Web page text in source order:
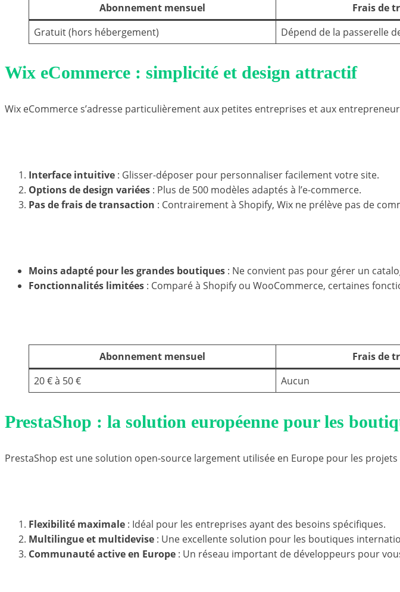
Abonnement mensuel Frais de
Gratuit (hors hébergement)
Dépend de la passerelle
Wix eCommerce : simplicité et design attractif
Wix eCommerce s’adresse particulièrement aux petites entreprises et aux
Interface intuitive : Glisser-déposer pour personnaliser facilement votre site.
Options de design variées : Plus de 500 modèles adaptés à l’e-commerce.
Pas de frais de transaction : Contrairement à Shopify, Wix ne prélève pas de
Moins adapté pour les grandes boutiques : Ne convient pas pour gérer un
Fonctionnalités limitées : Comparé à Shopify ou WooCommerce, certaines
Abonnement mensuel Frais de
20 € à 50 €
Aucun
PrestaShop : la solution européenne pour les
PrestaShop est une solution open-source largement utilisée en Europe pour les
Flexibilité maximale : Idéal pour les entreprises ayant des besoins spécifiques.
Multilingue et multidevise : Une excellente solution pour les boutiques
Communauté active en Europe : Un réseau important de développeurs pour